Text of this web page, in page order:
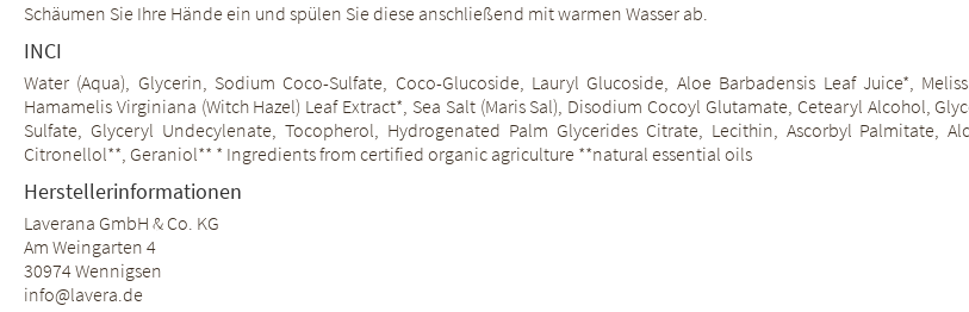
Schäumen Sie Ihre Hände ein und spülen Sie diese anschließend mit warmen Wasser ab.
INCI
Water (Aqua), Glycerin, Sodium Coco-Sulfate, Coco-Glucoside, Lauryl Glucoside, Aloe Barbadensis Leaf Juice*,
Hamamelis Virginiana (Witch Hazel) Leaf Extract*, Sea Salt (Maris Sal), Disodium Cocoyl Glutamate, Cetearyl Alcohol,
Sulfate, Glyceryl Undecylenate, Tocopherol, Hydrogenated Palm Glycerides Citrate, Lecithin, Ascorbyl Palmitate,
Citronellol**, Geraniol** * Ingredients from certified organic agriculture **natural essential oils
Herstellerinformationen
Laverana GmbH & Co. KG
Am Weingarten 4
30974 Wennigsen
info@lavera.de